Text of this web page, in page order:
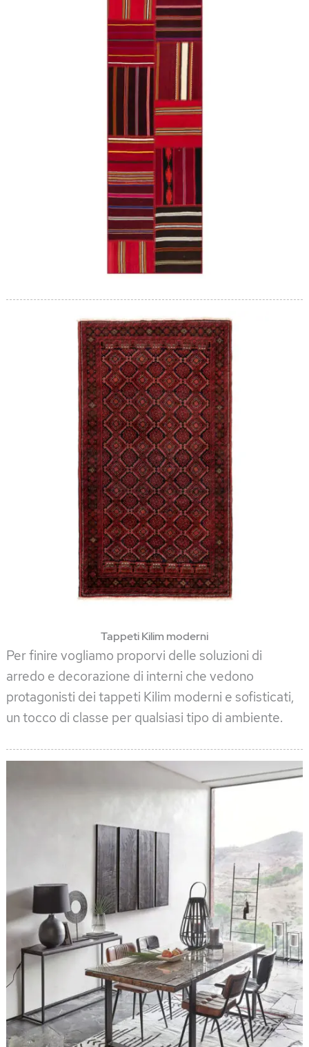
Tappeti Kilim moderni
Per finire vogliamo proporvi delle soluzioni di
arredo e decorazione di interni che vedono
protagonisti dei tappeti Kilim moderni e sofisticati,
un tocco di classe per qualsiasi tipo di ambiente.